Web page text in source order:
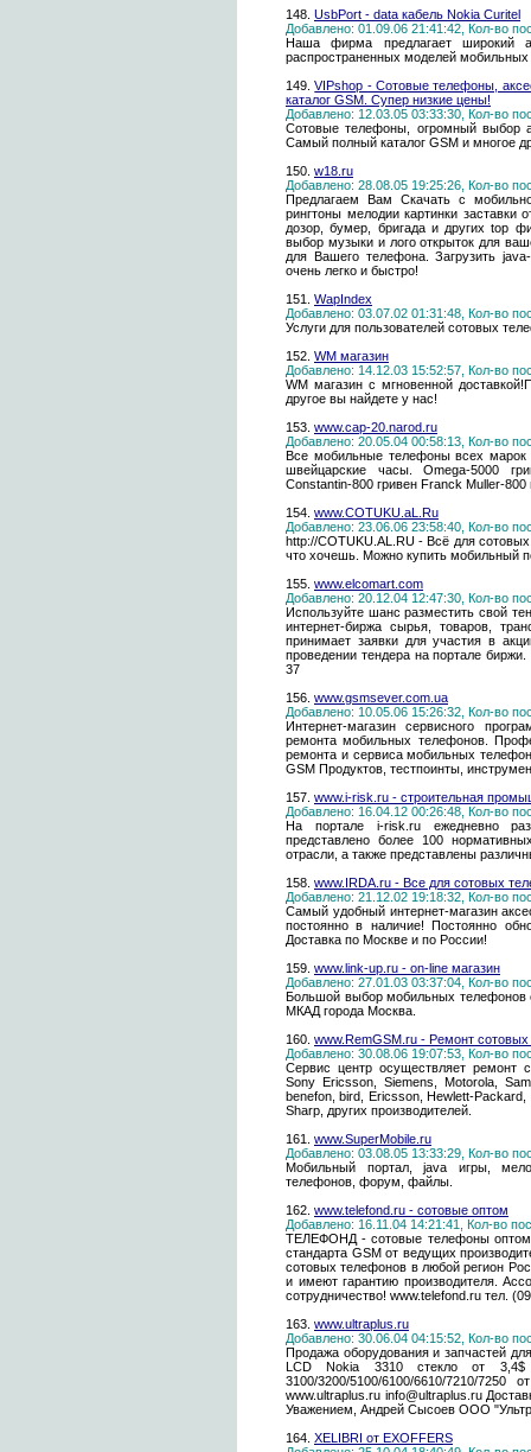
148. UsbPort - data кабель Nokia Curitel
Добавлено: 01.09.06 21:41:42, Кол-во
Наша фирма предлагает широкий
распространенных моделей
149.VIPshop - Сотовые телефоны,
каталог GSM. Супер низкие цены!
Добавлено: 12.03.05 03:33:30, Кол-во
Сотовые телефоны, огромный выбор
Самый полный каталог GSM и многое
150. w18.ru
Добавлено: 28.08.05 19:25:26, Кол-во
Предлагаем Вам Скачать с
рингтоны мелодии картинки заставки
дозор, бумер, бригада и других top
выбор музыки и лого открыток для
для Вашего телефона. Загрузить
очень легко и быстро!
151. WapIndex
Добавлено: 03.07.02 01:31:48, Кол-во
Услуги для пользователей сотовых
152. WM магазин
Добавлено: 14.12.03 15:52:57, Кол-во
WM магазин с мгновенной
другое вы найдете у нас!
153. www.cap-20.narod.ru
Добавлено: 20.05.04 00:58:13, Кол-во
Все мобильные телефоны всех
швейцарские часы. Omega-5000
Constantin-800 гривен Franck Muller-
154. www.COTUKU.aL.Ru
Добавлено: 23.06.06 23:58:40, Кол-во
http://COTUKU.AL.RU - Всё для
что хочешь. Можно купить
155. www.elcomart.com
Добавлено: 20.12.04 12:47:30, Кол-во
Используйте шанс разместить свой
интернет-биржа сырья, товаров,
принимает заявки для участия в
проведении тендера на портале
37
156. www.gsmsever.com.ua
Добавлено: 10.05.06 15:26:32, Кол-во
Интернет-магазин сервисного
ремонта мобильных телефонов.
ремонта и сервиса мобильных
GSM Продуктов, тестпоинты,
157. www.i-risk.ru - строительная
Добавлено: 16.04.12 00:26:48, Кол-во
На портале i-risk.ru ежедневно
представлено более 100
отрасли, а также представлены
158. www.IRDA.ru - Все для сотовых
Добавлено: 21.12.02 19:18:32, Кол-во
Самый удобный интернет-магазин
постоянно в наличие! Постоянно
Доставка по Москве и по России!
159. www.link-up.ru - on-line магазин
Добавлено: 27.01.03 03:37:04, Кол-во
Большой выбор мобильных телефонов
МКАД города Москва.
160. www.RemGSM.ru - Ремонт
Добавлено: 30.08.06 19:07:53, Кол-во
Сервис центр осуществляет ремонт
Sony Ericsson, Siemens, Motorola,
benefon, bird, Ericsson, Hewlett-
Sharp, других производителей.
161. www.SuperMobile.ru
Добавлено: 03.08.05 13:33:29, Кол-во
Мобильный портал, java игры,
телефонов, форум, файлы.
162. www.telefond.ru - сотовые оптом
Добавлено: 16.11.04 14:21:41, Кол-во
ТЕЛЕФОНД - сотовые телефоны оптом
стандарта GSM от ведущих
сотовых телефонов в любой регион
и имеют гарантию производителя.
сотрудничество! www.telefond.ru тел.
163. www.ultraplus.ru
Добавлено: 30.06.04 04:15:52, Кол-во
Продажа оборудования и запчастей
LCD Nokia 3310 стекло от
3100/3200/5100/6100/6610/7210/
www.ultraplus.ru info@ultraplus.ru
Уважением, Андрей Сысоев ООО
164. XELIBRI от EXOFFERS